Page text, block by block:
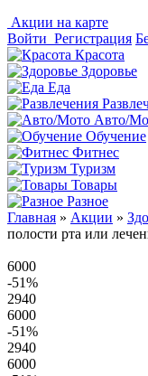
Акции на карте
Войти Регистрация
Красота
Здоровье
Еда
Авто/
Обучение
Фитнес
Туризм
Товары
Разное
Главная » Акции »
полости рта или
6000
-51%
2940
6000
-51%
2940
6000